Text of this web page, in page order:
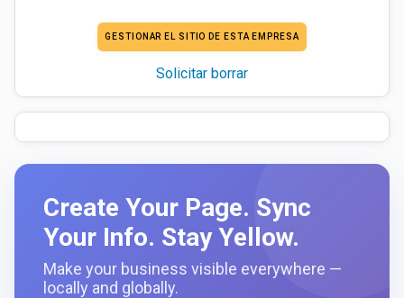
GESTIONAR EL SITIO DE ESTA EMPRESA
Solicitar borrar
Create Your Page. Sync
Your Info. Stay Yellow.
Make your business visible everywhere —
locally and globally.